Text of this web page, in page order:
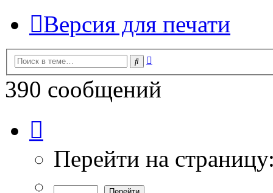
Версия для печати
Поиск
390 сообщений
из
Перейти на